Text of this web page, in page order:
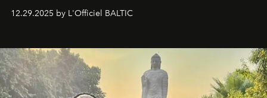
вершины Швейцарии встречаются с бездонными
глубинами человеческой души. Здесь, на стыке
Ольга Потапова - женщина, чей путь от поиска
истины превратился в искусство превращения
человеческих кризисов в возможности для
возрождения.
12.29.2025 by L'Officiel BALTIC